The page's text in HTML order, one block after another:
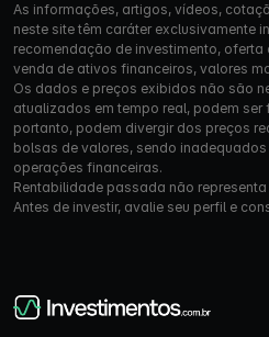
As informações, artigos, vídeos,
neste site têm caráter exclusivamente
recomendação de investimento,
venda de ativos financeiros, valores
Os dados e preços exibidos não são
atualizados em tempo real, podem ser
portanto, podem divergir dos preços
bolsas de valores, sendo
operações financeiras.
Rentabilidade passada não
Antes de investir, avalie seu perfil e